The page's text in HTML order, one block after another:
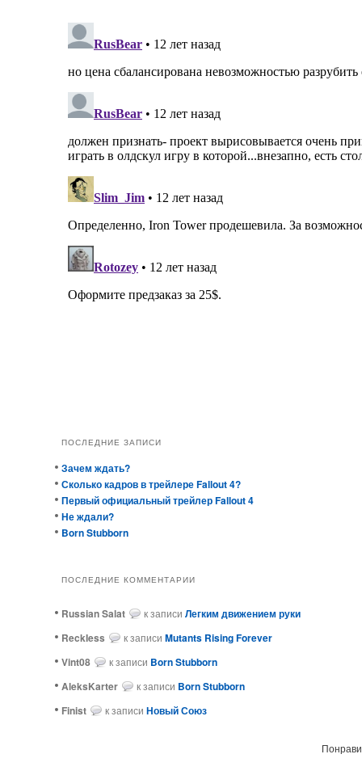
ПОСЛЕДНИЕ ЗАПИСИ
Зачем ждать?
Сколько кадров в трейлере Fallout 4?
Первый официальный трейлер Fallout 4
Не ждали?
Born Stubborn
ПОСЛЕДНИЕ КОММЕНТАРИИ
Russian Salat к записи Легким движением руки
ReckIess
к записи Mutants Rising Forever
Vint08
к записи Born Stubborn
AleksKarter
к записи Born Stubborn
Finist
к записи Новый Союз